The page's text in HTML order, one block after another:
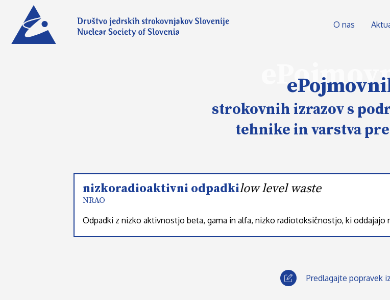
O nas
strokovnih izrazov s
tehnike in varstva
nizkoradioaktivni odpadki
NRAO
low level waste
Odpadki z nizko aktivnostjo beta, gama in alfa, nizko radiotoksičnostjo, ki
Predlagajte popravek